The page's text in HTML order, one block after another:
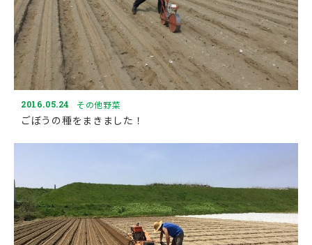
2016.05.24 その他野菜
ごぼうの種をまきました！